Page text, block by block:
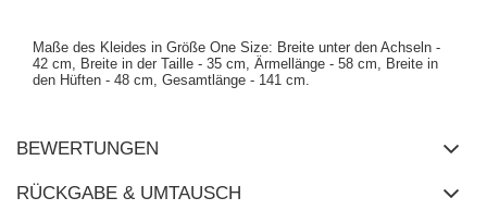
Maße des Kleides in Größe One Size: Breite unter den Achseln -
42 cm, Breite in der Taille - 35 cm, Ärmellänge - 58 cm, Breite in
den Hüften - 48 cm, Gesamtlänge - 141 cm.
BEWERTUNGEN
RÜCKGABE & UMTAUSCH